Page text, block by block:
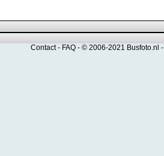
Contact- FAQ - © 2006-2021 Busfoto.nl -